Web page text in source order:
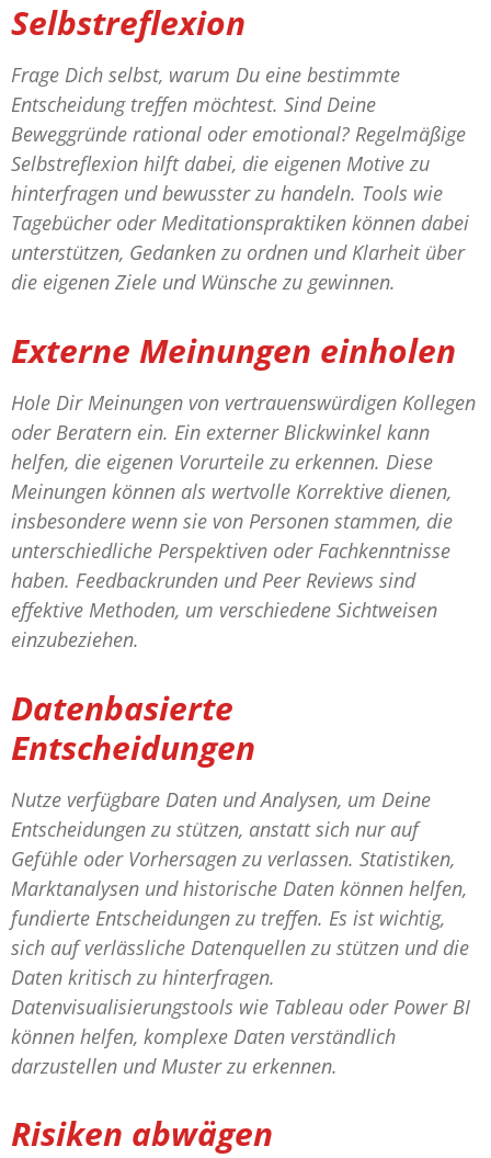
Selbstreflexion
Frage Dich selbst, warum Du eine bestimmte
Entscheidung treffen möchtest. Sind Deine
Beweggründe rational oder emotional? Regelmäßige
Selbstreflexion hilft dabei, die eigenen Motive zu
hinterfragen und bewusster zu handeln. Tools wie
Tagebücher oder Meditationspraktiken können dabei
unterstützen, Gedanken zu ordnen und Klarheit über
die eigenen Ziele und Wünsche zu gewinnen.
Externe Meinungen einholen
Hole Dir Meinungen von vertrauenswürdigen Kollegen
oder Beratern ein. Ein externer Blickwinkel kann
helfen, die eigenen Vorurteile zu erkennen. Diese
Meinungen können als wertvolle Korrektive dienen,
insbesondere wenn sie von Personen stammen, die
unterschiedliche Perspektiven oder Fachkenntnisse
haben. Feedbackrunden und Peer Reviews sind
effektive Methoden, um verschiedene Sichtweisen
einzubeziehen.
Datenbasierte
Entscheidungen
Nutze verfügbare Daten und Analysen, um Deine
Entscheidungen zu stützen, anstatt sich nur auf
Gefühle oder Vorhersagen zu verlassen. Statistiken,
Marktanalysen und historische Daten können helfen,
fundierte Entscheidungen zu treffen. Es ist wichtig,
sich auf verlässliche Datenquellen zu stützen und die
Daten kritisch zu hinterfragen.
Datenvisualisierungstools wie Tableau oder Power BI
können helfen, komplexe Daten verständlich
darzustellen und Muster zu erkennen.
Risiken abwägen